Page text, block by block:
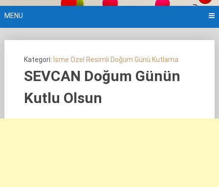
MENU
Kategori: İsme Özel Resimli Doğum Günü Kutlama
SEVCAN Doğum Günün
Kutlu Olsun